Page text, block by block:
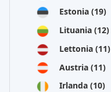
Estonia (19)
Lituania (12)
Lettonia (11)
Austria (11)
Irlanda (10)